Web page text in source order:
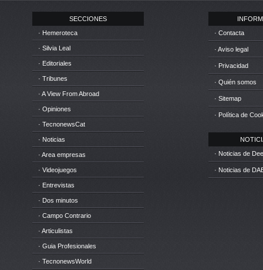
SECCIONES
· Hemeroteca
· Silvia Leal
· Editoriales
· Tribunes
· A View From Abroad
· Opiniones
· TecnonewsCat
· Noticias
· Area empresas
· Videojuegos
· Entrevistas
· Dos minutos
· Campo Contrario
· Articulistas
· Guia Profesionales
· TecnonewsWorld
· Contacta
· Aviso legal
· Privacidad
· Quién somos
· Sitemap
· Política de
· Noticias de
· Noticias de